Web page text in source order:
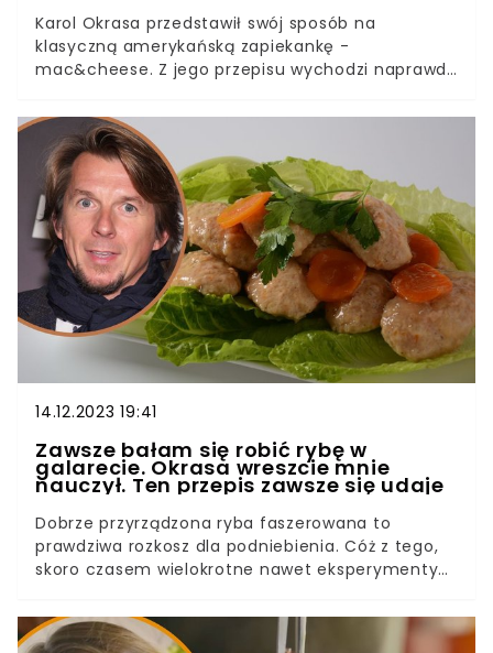
Karol Okrasa przedstawił swój sposób na
klasyczną amerykańską zapiekankę -
mac&cheese. Z jego przepisu wychodzi naprawdę
Wystarczy, że masz trzy składniki, a stworzysz
fantastyczne danie na obiad.
14.12.2023 19:41
Zawsze bałam się robić rybę w
galarecie. Okrasa wreszcie mnie
nauczył. Ten przepis zawsze się udaje
Dobrze przyrządzona ryba faszerowana to
prawdziwa rozkosz dla podniebienia. Cóż z tego,
skoro czasem wielokrotne nawet eksperymenty
Galareta powinna być przecież klarowna, a ryba
zwarta i delikatna, a obie te cechy są trudne do